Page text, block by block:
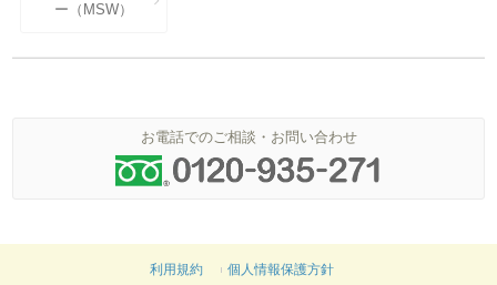
ー（MSW）
お電話でのご相談・お問い合わせ
利用規約 個人情報保護方針